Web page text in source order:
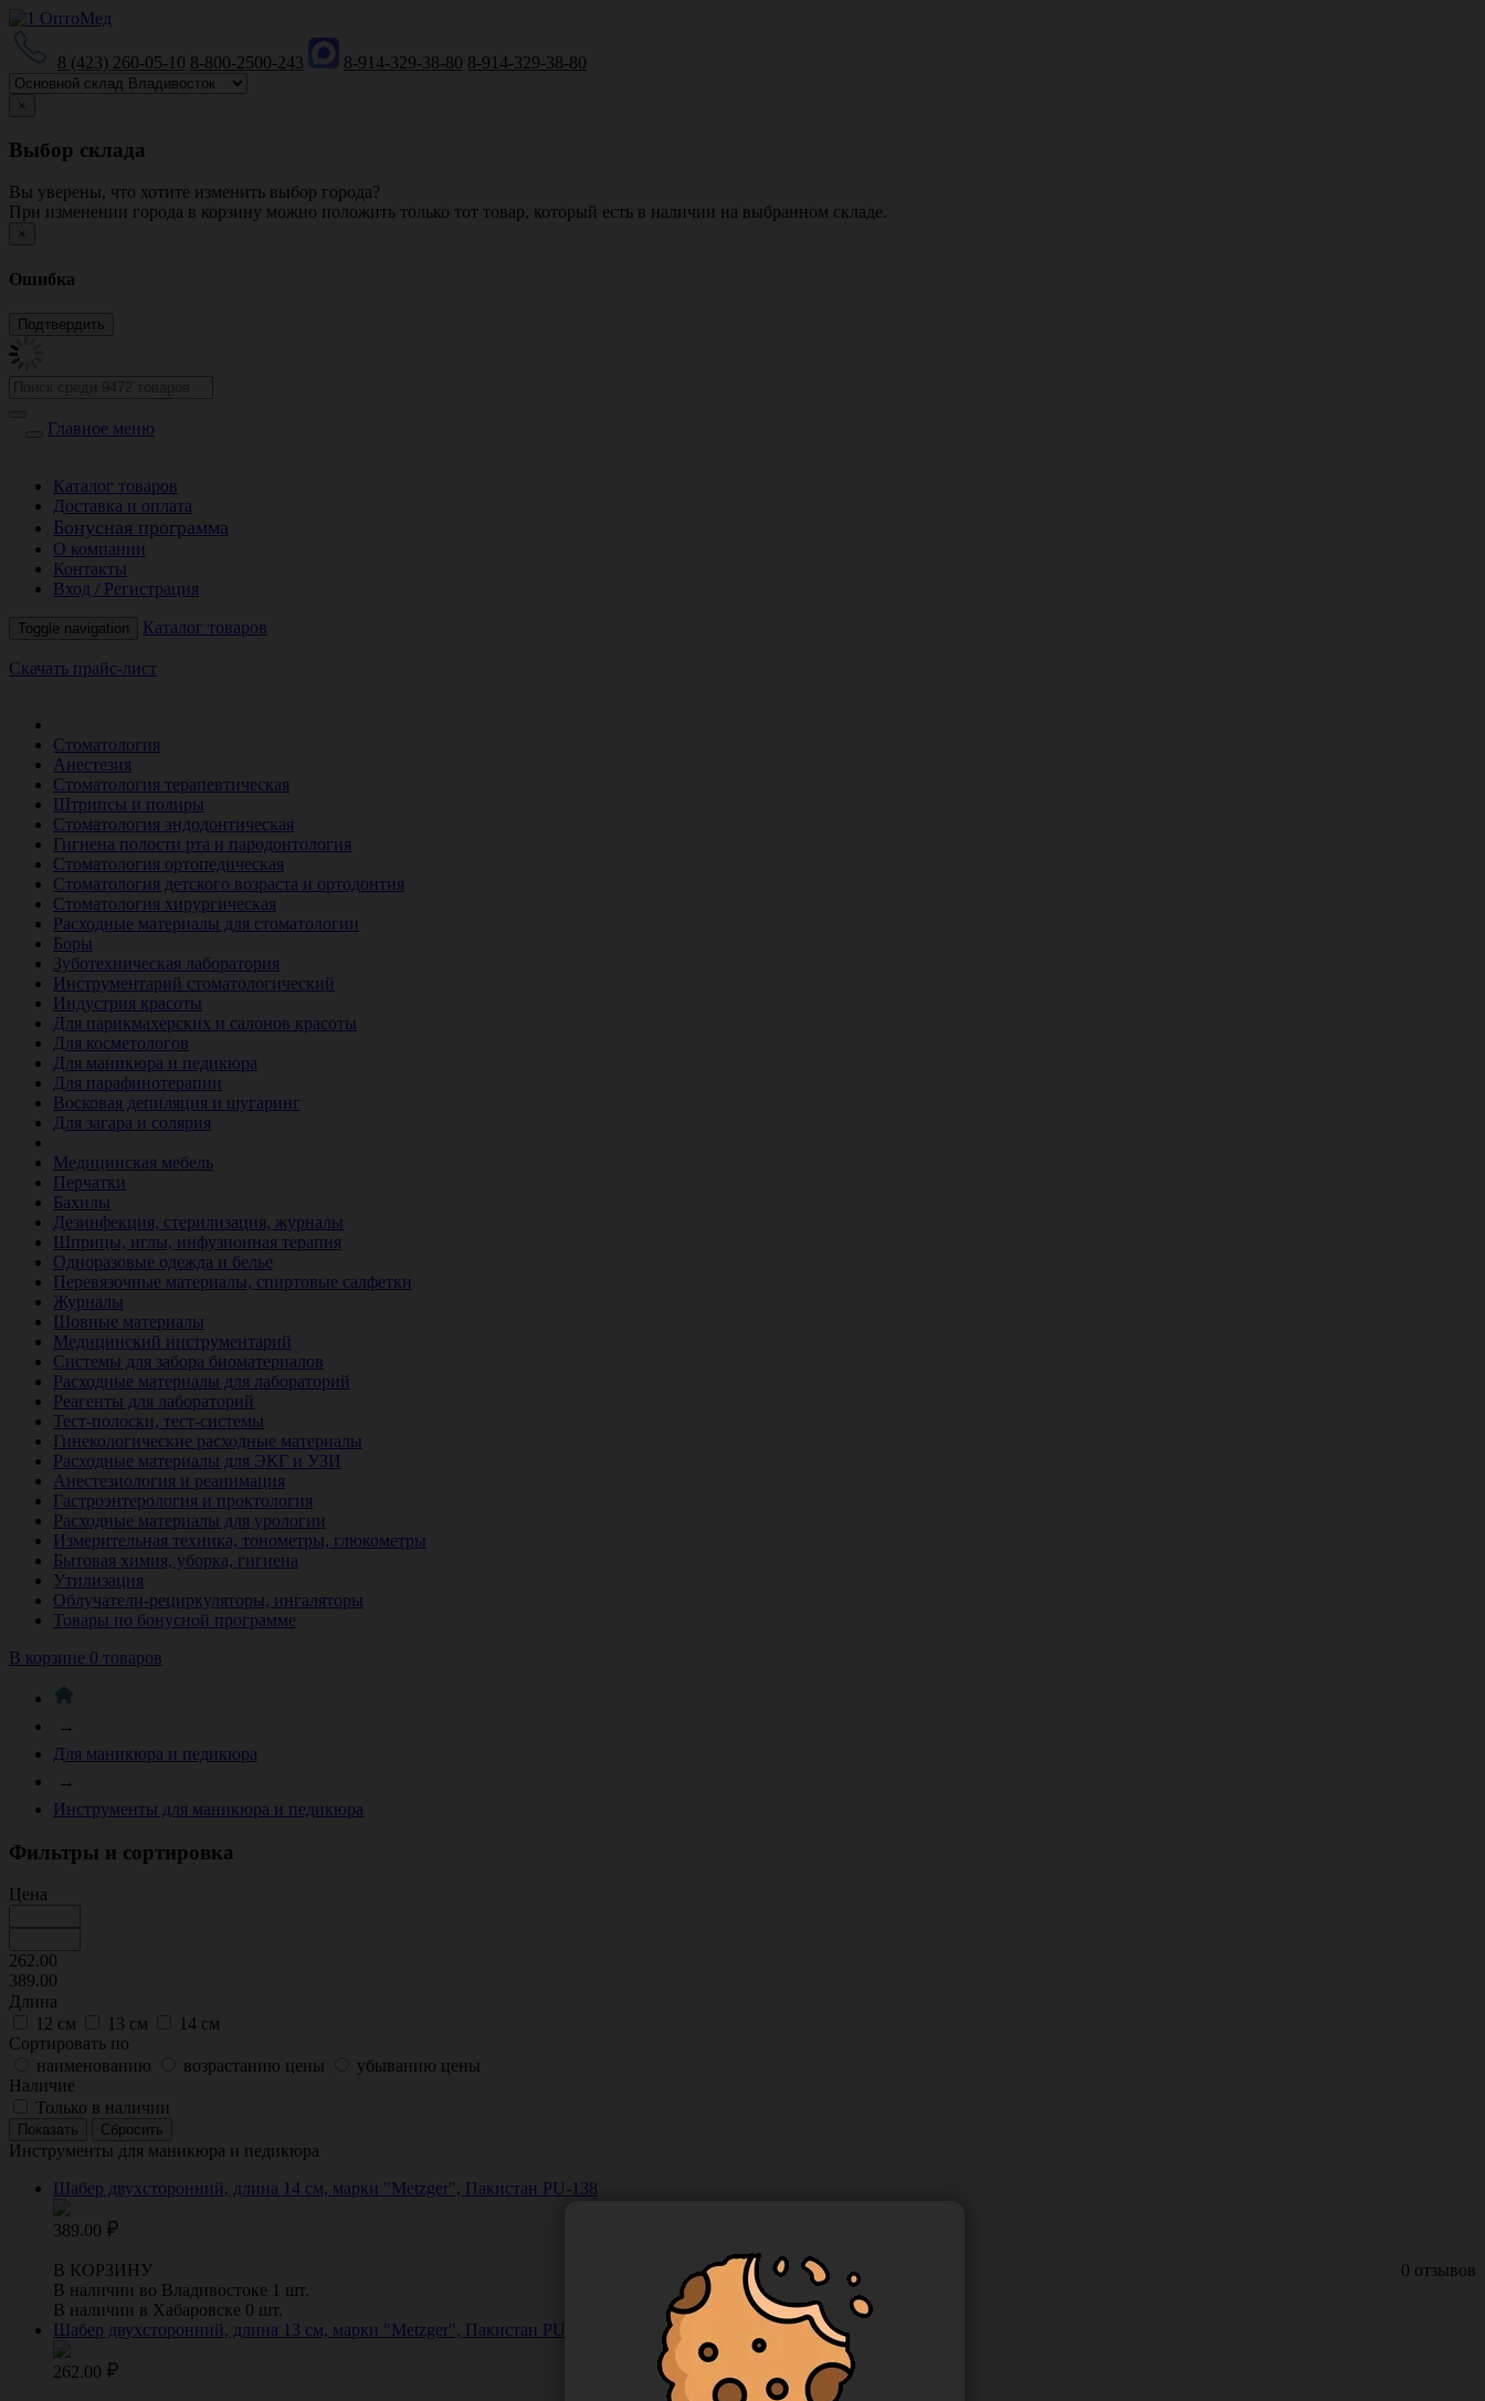
8 (423) 260-05-10 8-800-2500-243 8-914-329-38-80 8-914-329-38-80
×
Выбор склада
Вы уверены, что хотите изменить выбор города?
При изменении города в корзину можно положить только тот товар, который есть в наличии на выбранном складе.
×
Ошибка
Главное меню
Каталог товаров
Доставка и оплата
Бонусная программа
О компании
Контакты
Вход / Регистрация
Toggle navigation Каталог товаров
Скачать прайс-лист
Стоматология
Анестезия
Стоматология терапевтическая
Штрипсы и полиры
Стоматология эндодонтическая
Гигиена полости рта и пародонтология
Стоматология ортопедическая
Стоматология детского возраста и ортодонтия
Стоматология хирургическая
Расходные материалы для стоматологии
Боры
Зуботехническая лаборатория
Инструментарий стоматологический
Индустрия красоты
Для парикмахерских и салонов красоты
Для косметологов
Для маникюра и педикюра
Для парафинотерапии
Восковая депиляция и шугаринг
Для загара и солярия
Медицинская мебель
Перчатки
Бахилы
Дезинфекция, стерилизация, журналы
Шприцы, иглы, инфузионная терапия
Одноразовые одежда и белье
Перевязочные материалы, спиртовые салфетки
Журналы
Шовные материалы
Медицинский инструментарий
Системы для забора биоматериалов
Расходные материалы для лабораторий
Реагенты для лабораторий
Тест-полоски, тест-системы
Гинекологические расходные материалы
Расходные материалы для ЭКГ и УЗИ
Анестезиология и реанимация
Гастроэнтерология и проктология
Расходные материалы для урологии
Измерительная техника, тонометры, глюкометры
Бытовая химия, уборка, гигиена
Утилизация
Облучатели-рециркуляторы, ингаляторы
Товары по бонусной программе
В корзине 0 товаров
→
Для маникюра и педикюра
→
Инструменты для маникюра и педикюра
Фильтры и сортировка
Цена
262.00
389.00
Длина
12 см
13 см
14 см
Сортировать по
наименованию
возрастанию цены
убыванию цены
Наличие
Только в наличии
Инструменты для маникюра и педикюра
Шабер двухсторонний, длина 14 см, марки "Metzger", Пакистан PU-138
389.00
0 отзывов
В КОРЗИНУ
В наличии во Владивостоке 1 шт.
В наличии в Хабаровске 0 шт.
Шабер двухсторонний, длина 13 см, марки "Metzger", Пакистан PU-175
262.00